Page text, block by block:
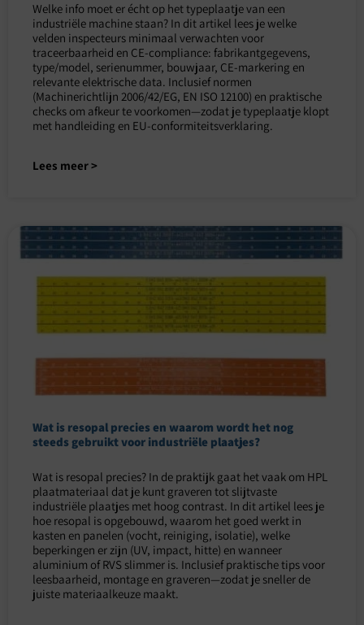
Welke info moet er écht op het typeplaatje van een
industriële machine staan? In dit artikel lees je welke
velden inspecteurs minimaal verwachten voor
traceerbaarheid en CE-compliance: fabrikantgegevens,
type/model, serienummer, bouwjaar, CE-markering en
relevante elektrische data. Inclusief normen
(Machinerichtlijn 2006/42/EG, EN ISO 12100) en praktische
checks om afkeur te voorkomen—zodat je typeplaatje klopt
met handleiding en EU-conformiteitsverklaring.
Lees meer >
Wat is resopal precies en waarom wordt het nog
steeds gebruikt voor industriële plaatjes?
Wat is resopal precies? In de praktijk gaat het vaak om HPL
plaatmateriaal dat je kunt graveren tot slijtvaste
industriële plaatjes met hoog contrast. In dit artikel lees je
hoe resopal is opgebouwd, waarom het goed werkt in
kasten en panelen (vocht, reiniging, isolatie), welke
beperkingen er zijn (UV, impact, hitte) en wanneer
aluminium of RVS slimmer is. Inclusief praktische tips voor
leesbaarheid, montage en graveren—zodat je sneller de
juiste materiaalkeuze maakt.